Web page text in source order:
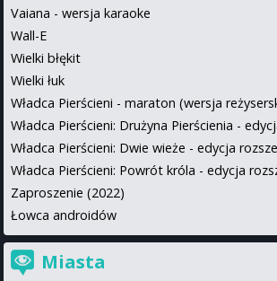
Vaiana - wersja karaoke
Wall-E
Wielki błękit
Wielki łuk
Władca Pierścieni - maraton (wersja
Władca Pierścieni: Drużyna Pierścienia -
Władca Pierścieni: Dwie wieże - edycja
Władca Pierścieni: Powrót króla - edycja
Zaproszenie (2022)
Łowca androidów
Miasta